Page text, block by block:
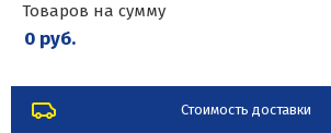
Товаров на сумму
0 руб.
Стоимость доставки